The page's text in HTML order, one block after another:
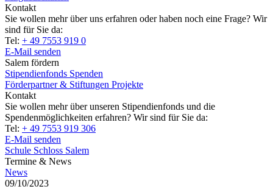
Kontakt
Sie wollen mehr über uns erfahren oder haben noch eine Frage? Wir
sind für Sie da:
Tel: + 49 7553 919 0
E-Mail senden
Salem fördern
Stipendienfonds Spenden
Förderpartner & Stiftungen Projekte
Kontakt
Sie wollen mehr über unseren Stipendienfonds und die
Spendenmöglichkeiten erfahren? Wir sind für Sie da:
Tel: + 49 7553 919 306
E-Mail senden
Schule Schloss Salem
Termine & News
News
09/10/2023